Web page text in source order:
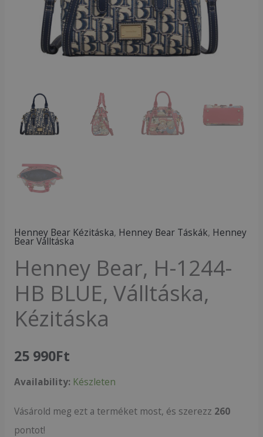
Henney Bear Kézitáska, Henney Bear Táskák, Henney
Bear Válltáska
Henney Bear, H-1244-
HB BLUE, Válltáska,
Kézitáska
25 990Ft
Availability: Készleten
Vásárold meg ezt a terméket most, és szerezz 260
pontot!